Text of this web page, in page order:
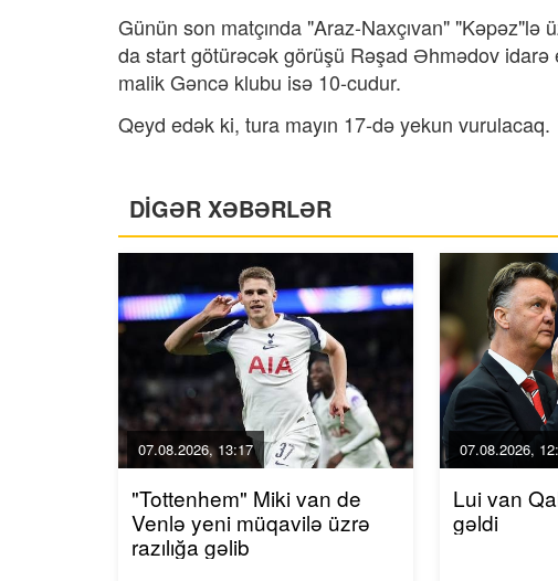
Günün son matçında "Araz-Naxçıvan"
da start götürəcək görüşü Rəşad Əhmədov idarə
malik Gəncə klubu isə 10-cudur.
Qeyd edək ki, tura mayın 17-də yekun vurulacaq.
DİGƏR XƏBƏRLƏR
07.08.2026, 13:17
"Tottenhem" Miki van de
Venlə yeni müqavilə üzrə
razılığa gəlib
07.08.2026,
Lui van
gəldi